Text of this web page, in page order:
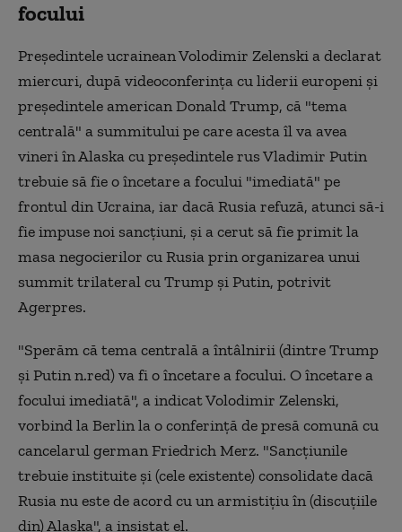
focului
Preşedintele ucrainean Volodimir Zelenski a declarat
miercuri, după videoconferinţa cu liderii europeni și
preşedintele american Donald Trump, că "tema
centrală" a summitului pe care acesta îl va avea
vineri în Alaska cu preşedintele rus Vladimir Putin
trebuie să fie o încetare a focului "imediată" pe
frontul din Ucraina, iar dacă Rusia refuză, atunci să-i
fie impuse noi sancţiuni, şi a cerut să fie primit la
masa negocierilor cu Rusia prin organizarea unui
summit trilateral cu Trump şi Putin, potrivit
Agerpres.
"Sperăm că tema centrală a întâlnirii (dintre Trump
şi Putin n.red) va fi o încetare a focului. O încetare a
focului imediată", a indicat Volodimir Zelenski,
vorbind la Berlin la o conferinţă de presă comună cu
cancelarul german Friedrich Merz. "Sancţiunile
trebuie instituite şi (cele existente) consolidate dacă
Rusia nu este de acord cu un armistiţiu în (discuţiile
din) Alaska", a insistat el.